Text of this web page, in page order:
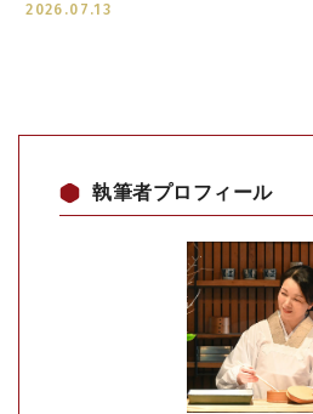
2026.07.13
執筆者プロフィール